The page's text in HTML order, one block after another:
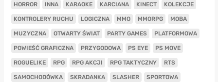
HORROR INNA KARAOKE KARCIANA KINECT KOLEKCJE
KONTROLERY RUCHU LOGICZNA MMO MMORPG MOBA
MUZYCZNA OTWARTY ŚWIAT PARTY GAMES PLATFORMOWA
POWIEŚĆ GRAFICZNA PRZYGODOWA PS EYE PS MOVE
ROGUELIKE RPG RPG AKCJI RPG TAKTYCZNY RTS
SAMOCHODÓWKA SKRADANKA SLASHER SPORTOWA